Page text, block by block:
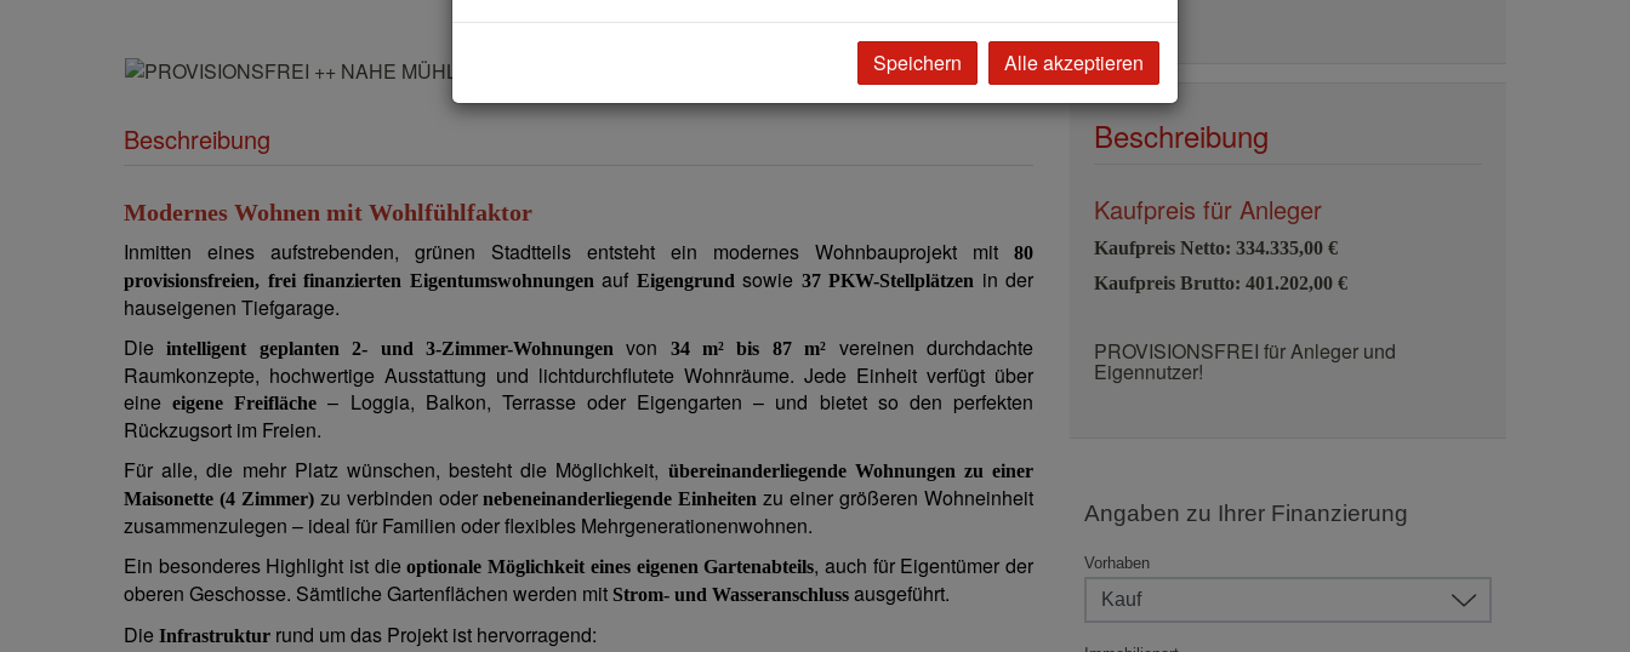
Beschreibung
Modernes Wohnen mit Wohlfühlfaktor
Inmitten eines aufstrebenden, grünen Stadtteils entsteht ein modernes Wohnbauprojekt mit
80
provisionsfreien, frei finanzierten Eigentumswohnungenauf Eigengrundsowie 37 PKW-Stellplätzen in der
hauseigenen Tiefgarage.
Dieintelligent geplanten 2- und 3-Zimmer-Wohnungenvon 34 m² bis 87 m²
vereinen durchdachte
Raumkonzepte, hochwertige Ausstattung und lichtdurchflutete Wohnräume. Jede Einheit verfügt über
eineeigene Freifläche – Loggia, Balkon, Terrasse oder Eigengarten – und bietet so den perfekten
Rückzugsort im Freien.
Für alle, die mehr Platz wünschen, besteht die Möglichkeit, übereinanderliegende Wohnungen zu einer
Maisonette (4 Zimmer)zu verbinden odernebeneinanderliegende Einheiten zu einer größeren Wohneinheit
zusammenzulegen – ideal für Familien oder flexibles Mehrgenerationenwohnen.
Ein besonderes Highlight ist dieoptionale Möglichkeit eines eigenen Gartenabteils, auch für Eigentümer der
oberen Geschosse. Sämtliche Gartenflächen werden mit Strom- und Wasseranschluss ausgeführt.
Die Infrastruktur rund um das Projekt ist hervorragend:
Beschreibung
Kaufpreis für Anleger
Kaufpreis Netto: 334.335,00 €
Kaufpreis Brutto: 401.202,00 €
PROVISIONSFREI für Anleger und
Eigennutzer!
Speichern Alle akzeptieren